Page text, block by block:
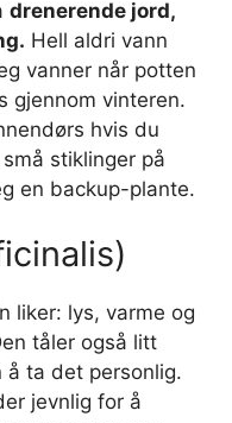
drenerende jord,
Hell aldri vann
vanner når potten
gjennom vinteren.
hvis du
stiklinger på
en backup-plante.
liker: lys, varme og
tåler også litt
å ta det personlig.
jevnlig for å